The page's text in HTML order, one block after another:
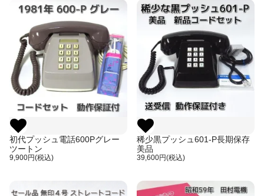
初代プッシュ電話600Pグレー
ツートン
9,900円(税込)
稀少黒プッシュ601-P長期保存
美品
39,600円(税込)